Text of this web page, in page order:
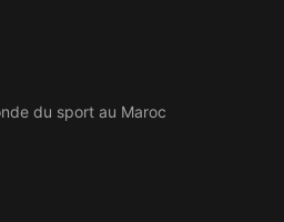
du sport au Maroc